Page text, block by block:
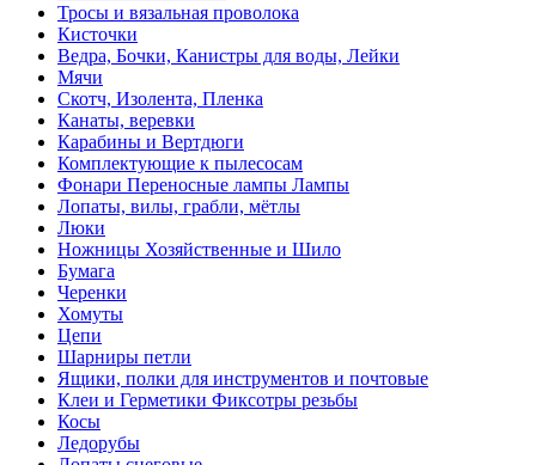
Тросы и вязальная проволока
Кисточки
Ведра, Бочки, Канистры для воды, Лейки
Мячи
Скотч, Изолента, Пленка
Канаты, веревки
Карабины и Вертдюги
Комплектующие к пылесосам
Фонари Переносные лампы Лампы
Лопаты, вилы, грабли, мётлы
Люки
Ножницы Хозяйственные и Шило
Бумага
Черенки
Хомуты
Цепи
Шарниры петли
Ящики, полки для инструментов и почтовые
Клеи и Герметики Фиксотры резьбы
Косы
Ледорубы